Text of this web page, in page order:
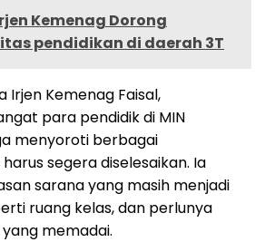
Kemenag Dorong
pendidikan di daerah 3T
Kemenag Faisal,
para pendidik di MIN
menyoroti berbagai
segera diselesaikan. Ia
sarana yang masih menjadi
ruang kelas, dan perlunya
memadai.